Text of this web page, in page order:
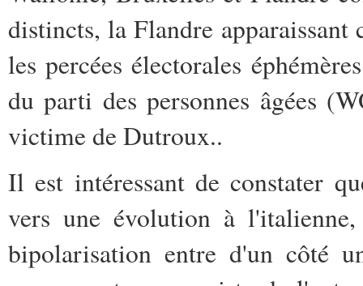
distincts, la Flandre
les percées électorales
du parti des personnes âgées
victime de Dutroux..
Il est intéressant de constater
vers une évolution à
bipolarisation entre d'un côté